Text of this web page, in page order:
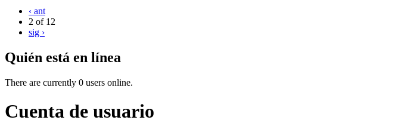
‹ ant
2 of 12
sig ›
Quién está en línea
There are currently 0 users online.
Cuenta de usuario